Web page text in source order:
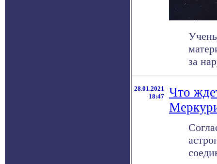
за
28.01.2021
18:47
Что